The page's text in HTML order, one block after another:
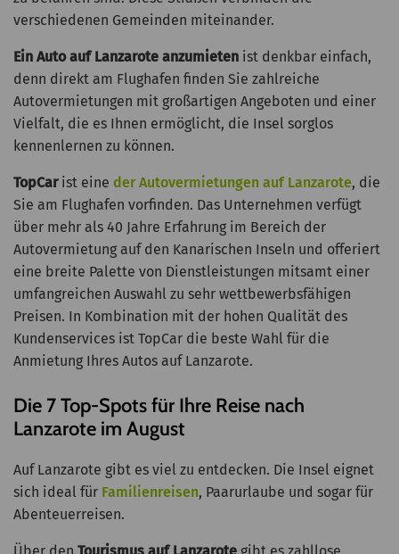
verschiedenen Gemeinden miteinander.
Ein Auto auf Lanzarote anzumieten ist denkbar einfach,
denn direkt am Flughafen finden Sie zahlreiche
Autovermietungen mit großartigen Angeboten und einer
Vielfalt, die es Ihnen ermöglicht, die Insel sorglos
kennenlernen zu können.
TopCar ist eine der Autovermietungen auf Lanzarote, die
Sie am Flughafen vorfinden. Das Unternehmen verfügt
über mehr als 40 Jahre Erfahrung im Bereich der
Autovermietung auf den Kanarischen Inseln und offeriert
eine breite Palette von Dienstleistungen mitsamt einer
umfangreichen Auswahl zu sehr wettbewerbsfähigen
Preisen. In Kombination mit der hohen Qualität des
Kundenservices ist TopCar die beste Wahl für die
Anmietung Ihres Autos auf Lanzarote.
Die 7 Top-Spots für Ihre Reise nach
Lanzarote im August
Auf Lanzarote gibt es viel zu entdecken. Die Insel eignet
sich ideal für Familienreisen, Paarurlaube und sogar für
Abenteuerreisen.